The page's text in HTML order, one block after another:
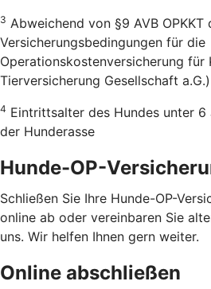
3 Abweichend von §9 AVB
Versicherungsbedingungen für die
Operationskostenversicherung für
Tierversicherung Gesellschaft a.G.)
4 Eintrittsalter des Hundes unter
der Hunderasse
Hunde-OP-
Schließen Sie Ihre Hunde-OP-
online ab oder vereinbaren Sie
uns. Wir helfen Ihnen gern weiter.
Online abschließen